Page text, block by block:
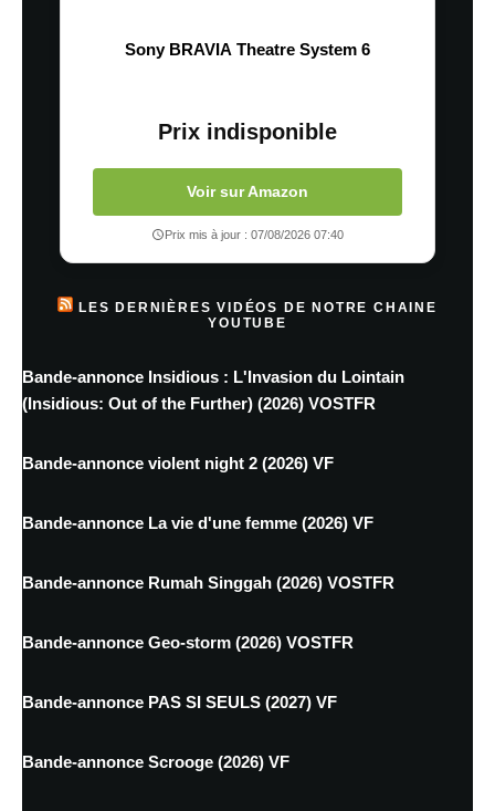
Sony BRAVIA Theatre System 6
Prix indisponible
Voir sur Amazon
Prix mis à jour : 07/08/2026 07:40
LES DERNIÈRES VIDÉOS DE NOTRE CHAINE
YOUTUBE
Bande-annonce Insidious : L'Invasion du Lointain
(Insidious: Out of the Further) (2026) VOSTFR
Bande-annonce violent night 2 (2026) VF
Bande-annonce La vie d'une femme (2026) VF
Bande-annonce Rumah Singgah (2026) VOSTFR
Bande-annonce Geo-storm (2026) VOSTFR
Bande-annonce PAS SI SEULS (2027) VF
Bande-annonce Scrooge (2026) VF